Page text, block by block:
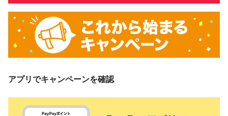
アプリでキャンペーンを確認